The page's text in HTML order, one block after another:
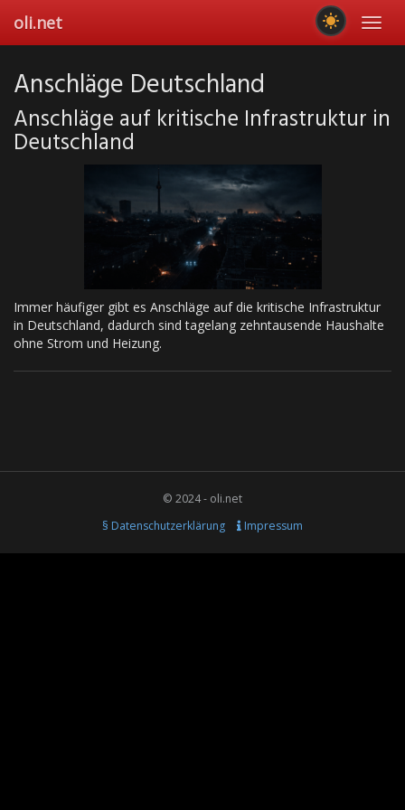
main
oli.net
Anschläge Deutschland
Anschläge auf kritische Infrastruktur in
Deutschland
Immer häufiger gibt es Anschläge auf die kritische Infrastruktur
in Deutschland, dadurch sind tagelang zehntausende Haushalte
ohne Strom und Heizung.
© 2024 - oli.net
§ Datenschutzerklärung
Impressum